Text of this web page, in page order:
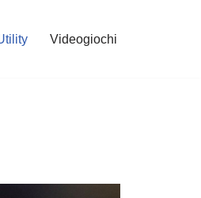
Videogiochi